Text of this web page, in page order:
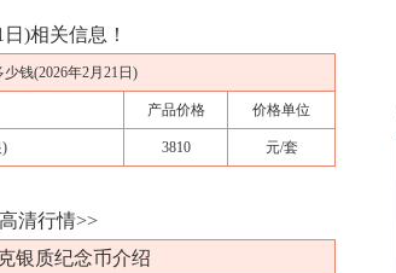
)相关信息！
钱(2026年2月21日)
产品价格 价格单位
) 3810 元/套
清行情>>
银质纪念币介绍